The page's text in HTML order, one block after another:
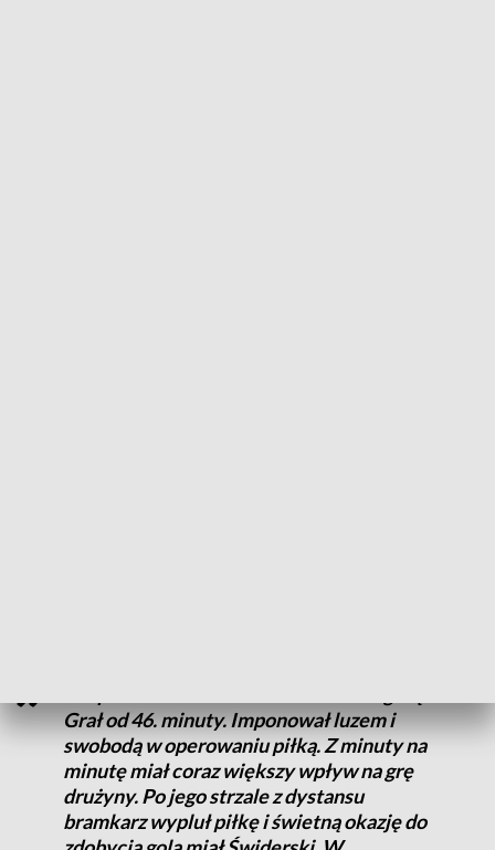
Grał od 46. minuty. Imponował luzem i
swobodą w operowaniu piłką. Z minuty na
minutę miał coraz większy wpływ na grę
drużyny. Po jego strzale z dystansu
bramkarz wypluł piłkę i świetną okazję do